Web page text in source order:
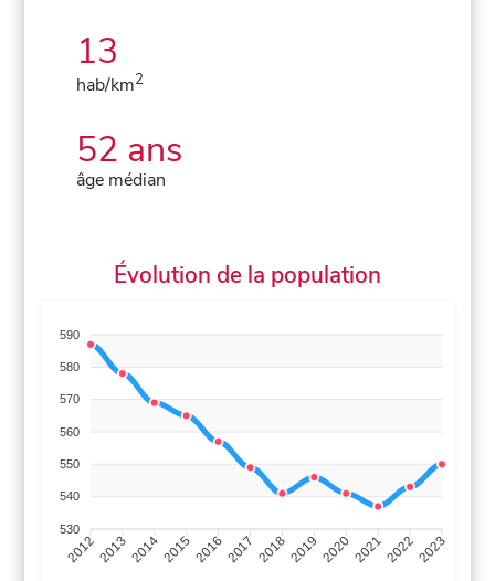
13
hab/km2
52 ans
âge médian
Évolution de la population
590
580
570
560
550
540
530
201220132014201520162017 20182019 2020202120222023